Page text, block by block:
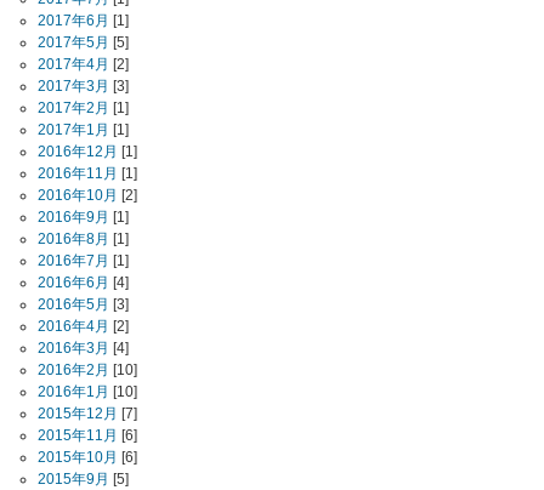
2017年6月 [1]
2017年5月 [5]
2017年4月 [2]
2017年3月 [3]
2017年2月 [1]
2017年1月 [1]
2016年12月 [1]
2016年11月 [1]
2016年10月 [2]
2016年9月 [1]
2016年8月 [1]
2016年7月 [1]
2016年6月 [4]
2016年5月 [3]
2016年4月 [2]
2016年3月 [4]
2016年2月 [10]
2016年1月 [10]
2015年12月 [7]
2015年11月 [6]
2015年10月 [6]
2015年9月 [5]